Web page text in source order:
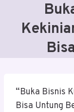
“Buka Bisnis
Bisa Untung